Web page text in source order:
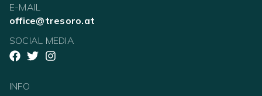
E-MAIL
office@tresoro.at
SOCIAL MEDIA
INFO